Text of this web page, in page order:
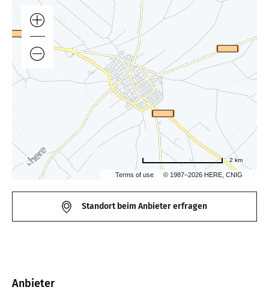
Terms of use © 1987–2026 HERE, CNIG
2 km
Standort beim Anbieter erfragen
Anbieter